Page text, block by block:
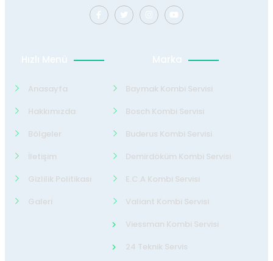
Hızlı Menü
Anasayfa
Hakkımızda
Bölgeler
İletişim
Gizlilik Politikası
Galeri
Marka
Baymak Kombi Servisi
Bosch Kombi Servisi
Buderus Kombi Servisi
Demirdöküm Kombi Servisi
E.C.A Kombi Servisi
Valiant Kombi Servisi
Viessman Kombi Servisi
24 Teknik Servis